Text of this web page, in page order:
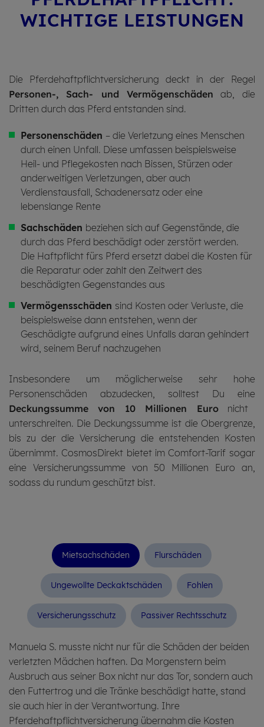
WICH­TI­GE LEIS­TUNGEN
Die Pferdehaftpflichtversicherung deckt in der Regel
Personen-, Sach- und Vermögenschäden ab, die
Dritten durch das Pferd entstanden sind.
Personenschäden – die Verletzung eines Menschen
durch einen Unfall. Diese umfassen beispielsweise
Heil- und Pflegekosten nach Bissen, Stürzen oder
anderweitigen Verletzungen, aber auch
Verdienstausfall, Schadenersatz oder eine
lebenslange Rente
Sachschäden beziehen sich auf Gegenstände, die
durch das Pferd beschädigt oder zerstört werden.
Die Haftpflicht fürs Pferd ersetzt dabei die Kosten für
die Reparatur oder zahlt den Zeitwert des
beschädigten Gegenstandes aus
Vermögensschäden sind Kosten oder Verluste, die
beispielsweise dann entstehen, wenn der
Geschädigte aufgrund eines Unfalls daran gehindert
wird, seinem Beruf nachzugehen
Insbesondere um möglicherweise sehr hohe
Personenschäden abzudecken, solltest Du eine
Deckungssumme von 10 Millionen Euronicht
unterschreiten. Die Deckungssumme ist die Obergrenze,
bis zu der die Versicherung die entstehenden Kosten
übernimmt. CosmosDirekt bietet im Comfort-Tarif sogar
eine Versicherungssumme von 50 Millionen Euro an,
sodass du rundum geschützt bist.
Miet­sach­schäden Flur­schäden
Unge­wollte Deck­akt­schäden Foh­len
Versi­che­rungs­schutz Pas­si­ver Rechts­schutz
Manuela S. musste nicht nur für die Schäden der beiden
verletzten Mädchen haften. Da Morgenstern beim
Ausbruch aus seiner Box nicht nur das Tor, sondern auch
den Futtertrog und die Tränke beschädigt hatte, stand
sie auch hier in der Verantwortung. Ihre
Pferdehaftpflichtversicherung übernahm die Kosten